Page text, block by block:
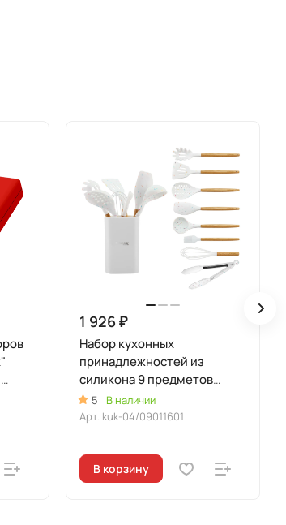
1 926 ₽
Набор кухонных
принадлежностей из
силикона 9 предметов
"Белый"
5
В наличии
Арт. kuk-04/09011601
В корзину